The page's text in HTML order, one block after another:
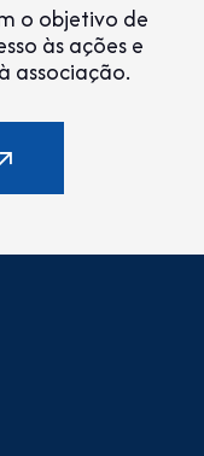
o objetivo de
às ações e
associação.